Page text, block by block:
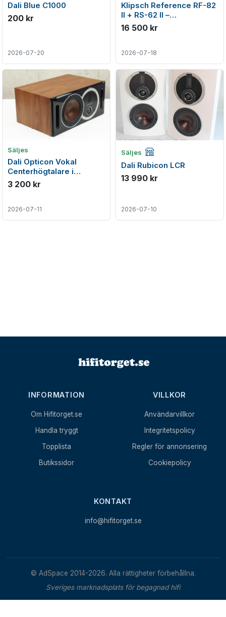
Dali Blue C1000
200 kr
2026-07-20
Klipsch Reference RF-82
II + RS-62 II –
hemmabiopaket i mycket
fint skick
16 500 kr
2026-07-18
Säljes
Dali Opticon Vokal
Centerhögtalare i
toppenskick
3 200 kr
2026-07-11
Säljes Företagsannons
Dali Rubicon LCR
13 990 kr
2026-07-10
INFORMATION
Om Hifitorget.se
Handla tryggt
Topplista
Butikssidor
VILLKOR
Användarvillkor
Integritetspolicy
Regler för annonsering
Cookiepolicy
KONTAKT
info@hifitorget.se
© AdSpace 2014-2026. Alla rättigheter förbehållna.
Sveriges marknadsplats för begagnad hifi